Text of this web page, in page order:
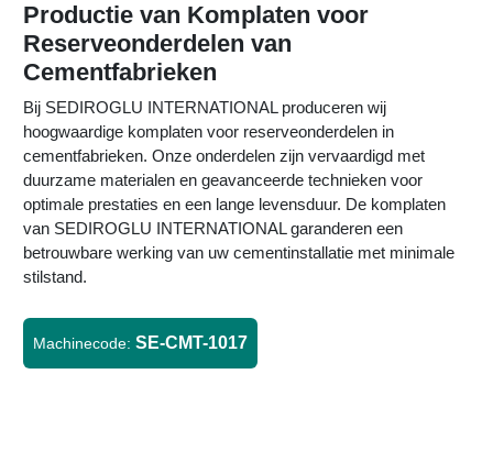
Productie van Komplaten voor
Reserveonderdelen van
Cementfabrieken
Bij SEDIROGLU INTERNATIONAL produceren wij
hoogwaardige komplaten voor reserveonderdelen in
cementfabrieken. Onze onderdelen zijn vervaardigd met
duurzame materialen en geavanceerde technieken voor
optimale prestaties en een lange levensduur. De komplaten
van SEDIROGLU INTERNATIONAL garanderen een
betrouwbare werking van uw cementinstallatie met minimale
stilstand.
Machinecode: SE-CMT-1017